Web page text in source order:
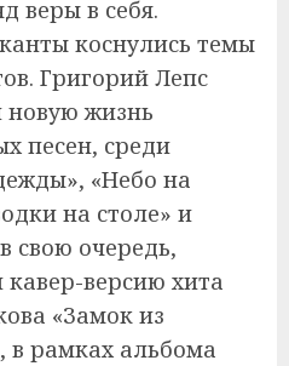
веры в себя.
коснулись темы
Григорий Лепс
новую жизнь
песен, среди
«Небо на
на столе» и
свою очередь,
версию хита
«Замок из
в рамках альбома